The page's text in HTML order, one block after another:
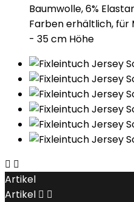
Baumwolle, 6%
Farben erhältlich, für
- 35 cm Höhe
 
Artikel
Artikel  